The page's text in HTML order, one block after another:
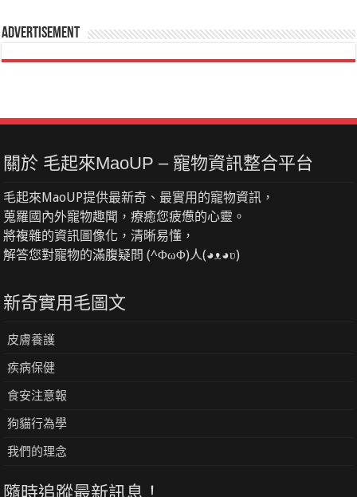
Advertisement
關於 毛起來MaoUP – 寵物資訊整合平台
毛起來MaoUP提供最新奇、最實用的寵物資訊，
蒐羅國內外寵物趣聞，療癒您疲憊的心靈。
將複雜的資訊圖像化，清晰易懂，
解答您對寵物的滿腹疑問 (^ΦωΦ)人(◕ᴥ◕ʋ)
新奇實用毛圖文
皮膚養護
疾病保健
食安注意報
狗貓行為學
我們的理念
隨時追蹤最新訊息！